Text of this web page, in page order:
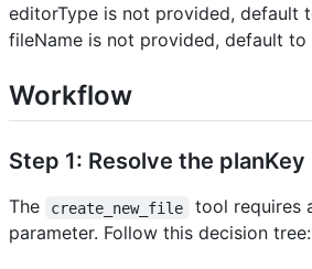
editorType is not provided, default
fileName is not provided, default to
Workflow
Step 1: Resolve the planKey
The create_new_file tool requires
parameter. Follow this decision tree: